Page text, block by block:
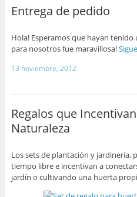
Entrega de pedido
Hola! Esperamos que hayan
para nosotros fue maravillosa!
13 noviembre, 2012
Regalos que
Naturaleza
Los sets de plantación y
tiempo libre e incentivan a
jardín o cultivando una huerta